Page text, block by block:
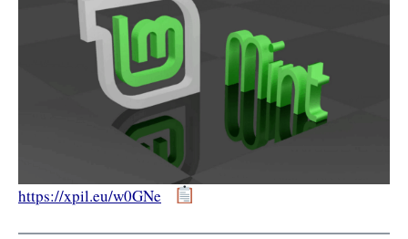
https://xpil.eu/w0GNe